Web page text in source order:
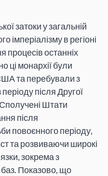
затоки у загальній
імперіалізму в регіоні
процесів останніх
ці монархії були
та перебували з
після Другої
Штати
після
повоєнного періоду,
та розвиваючи широкі
зокрема з
Показово, що